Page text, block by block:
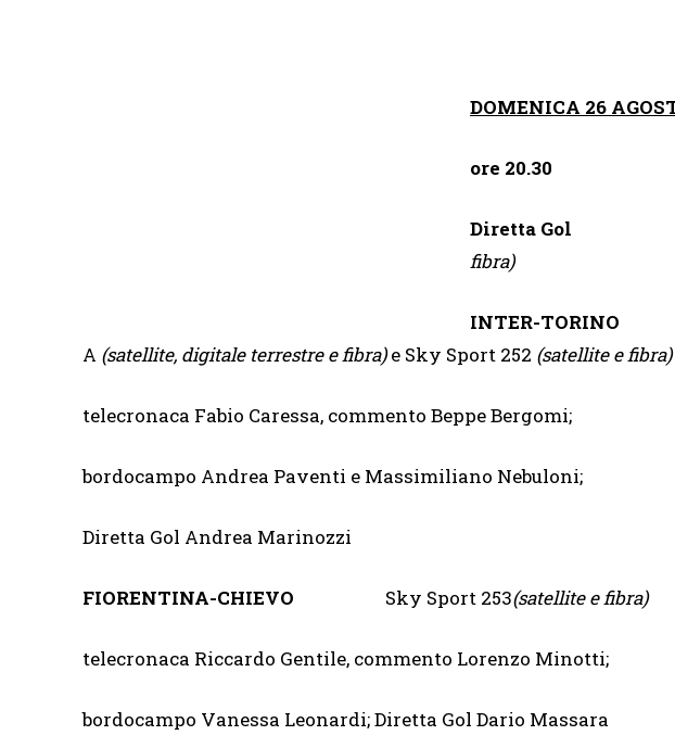
DOMENICA 26
ore 20.30
Diretta
fibra)
INTER-TORINO
A (satellite, digitale terrestre e fibra)e Sky Sport 252 (satellite e fibra)
telecronaca Fabio Caressa, commento Beppe Bergomi;
bordocampo Andrea Paventi e Massimiliano Nebuloni;
Diretta Gol Andrea Marinozzi
FIORENTINA-CHIEVO Sky Sport 253(satellite e fibra)
telecronaca Riccardo Gentile, commento Lorenzo Minotti;
bordocampo Vanessa Leonardi; Diretta Gol Dario Massara